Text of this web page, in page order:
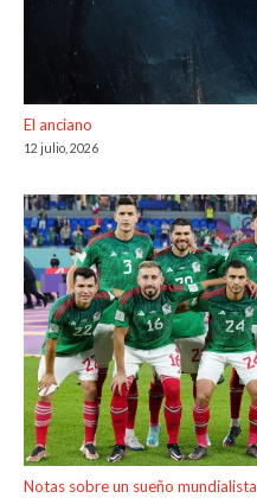
El anciano
12 julio, 2026
Notas sobre un sueño mundialista